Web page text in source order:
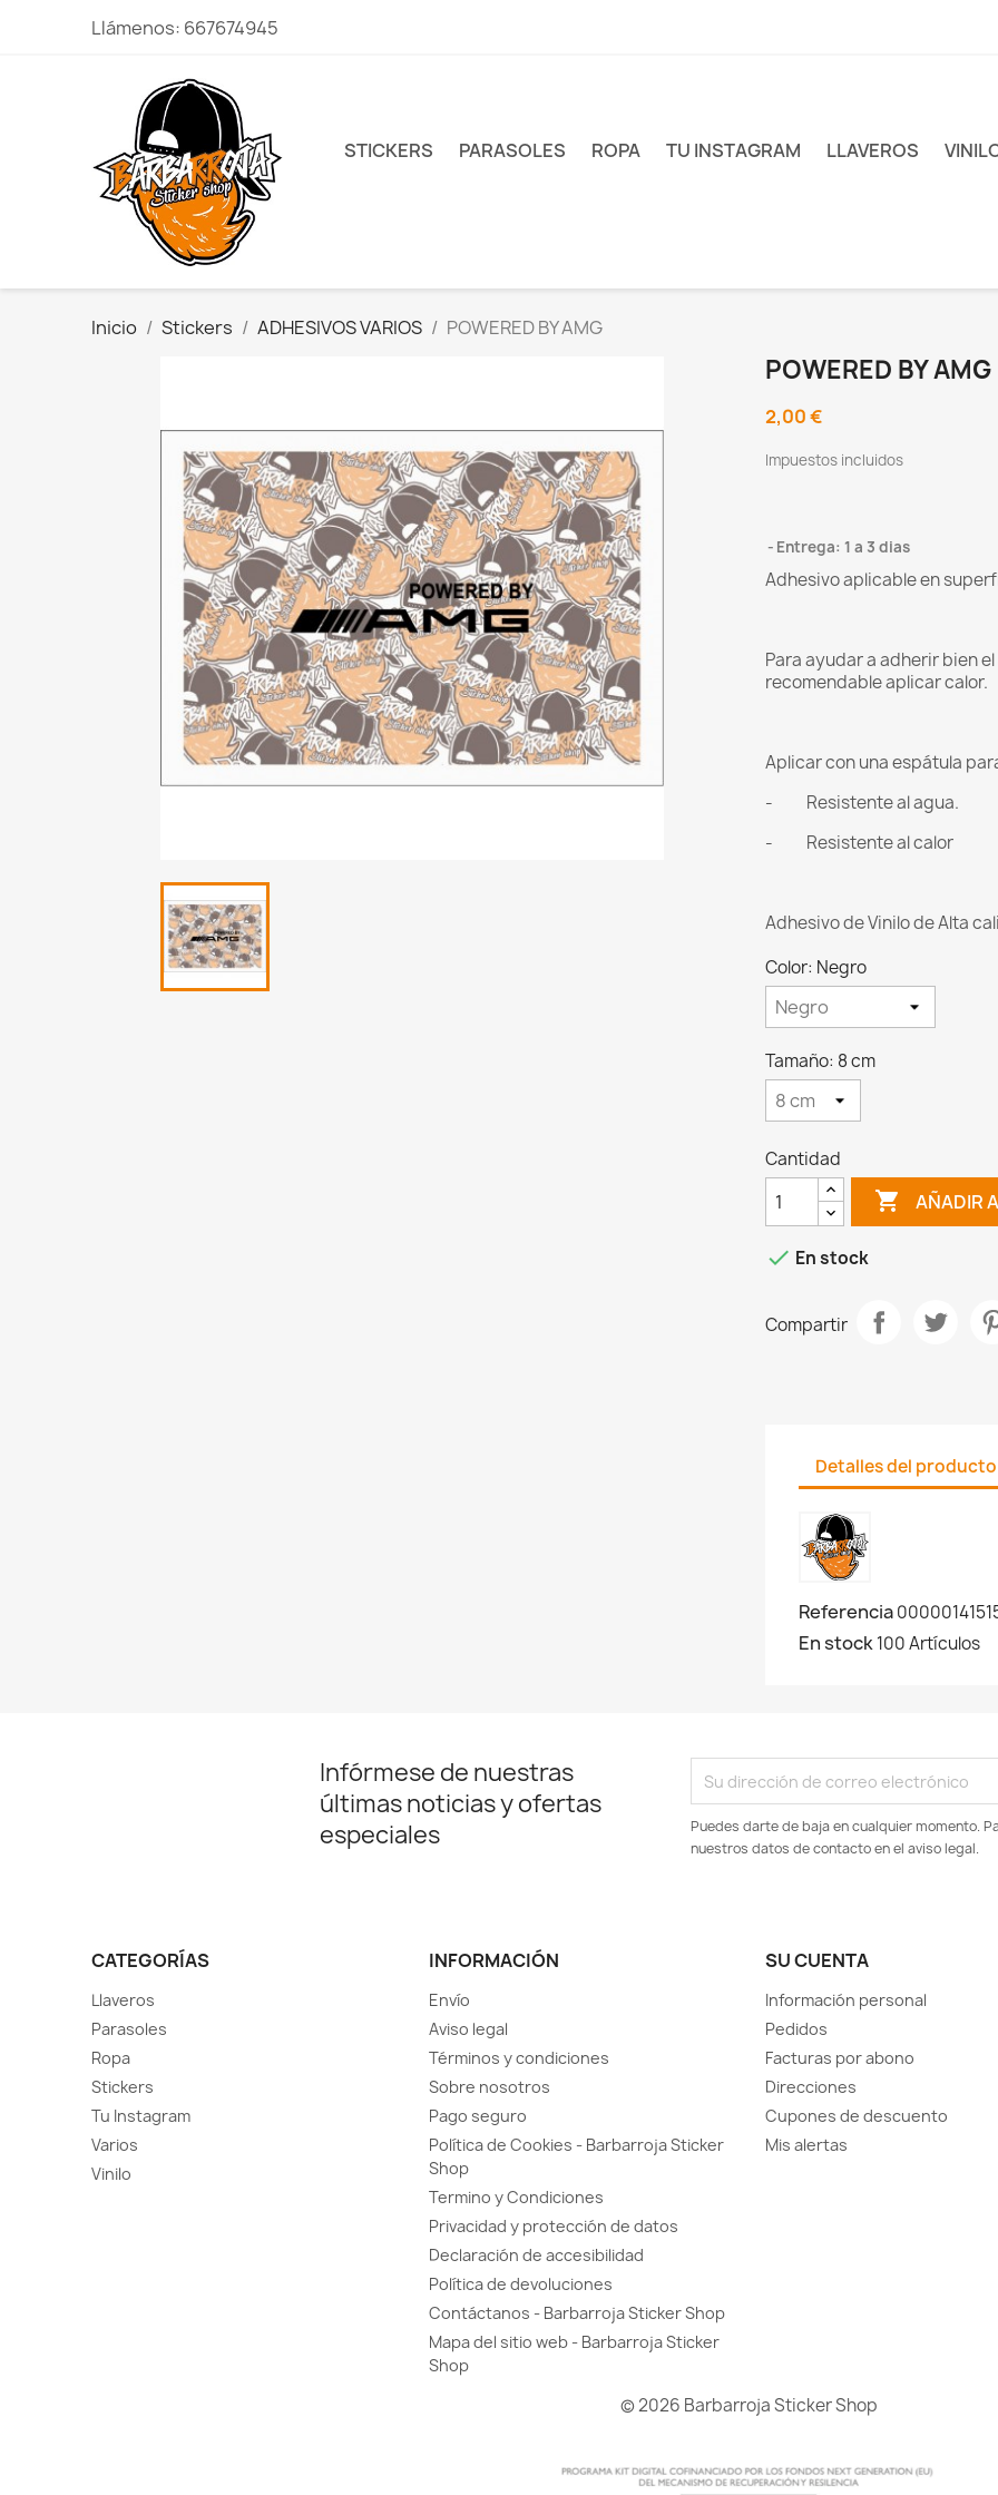
Llámenos: 667674945
STICKERS PARASOLES ROPA TU INSTAGRAM LLAVEROS
Inicio Stickers ADHESIVOS VARIOS POWERED BY AMG
POWERED BY AMG
2,00 €
Impuestos incluidos
Entrega: 1 a 3 dias
Adhesivo aplicable en
Para ayudar a adherir bien
recomendable aplicar calor.
Aplicar con una espátula
- Resistente al agua.
- Resistente al calor
Adhesivo de Vinilo de Alta
Color: Negro
Tamaño: 8 cm
Cantidad
 AÑADIR
 En stock
Compartir
Detalles del producto
Referencia
En stock100 Artículos
Infórmese de nuestras
últimas noticias y ofertas
especiales
Puedes darte de baja en cualquier momento.
nuestros datos de contacto en el aviso legal.
CATEGORÍAS
Llaveros
Parasoles
Ropa
Stickers
Tu Instagram
Varios
Vinilo
INFORMACIÓN
Envío
Aviso legal
Términos y condiciones
Sobre nosotros
Pago seguro
Política de Cookies - Barbarroja Sticker
Shop
Termino y Condiciones
Privacidad y protección de datos
Declaración de accesibilidad
Política de devoluciones
Contáctanos - Barbarroja Sticker Shop
Mapa del sitio web - Barbarroja Sticker
Shop
SU CUENTA
Información personal
Pedidos
Facturas por abono
Direcciones
Cupones de descuento
Mis alertas
© 2026 Barbarroja Sticker Shop